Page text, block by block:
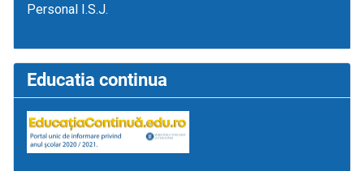
Personal I.S.J.
Educatia continua